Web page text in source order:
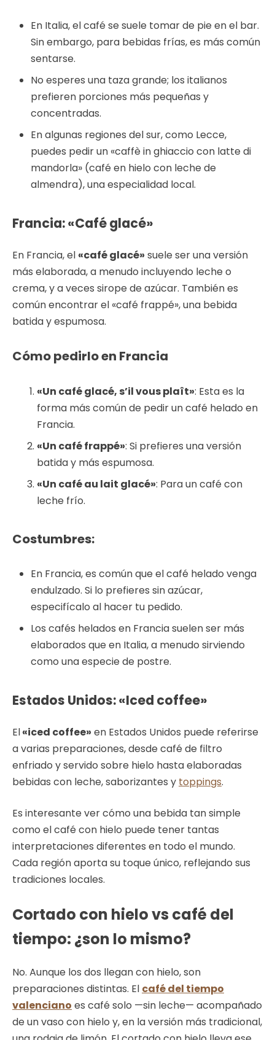
En Italia, el café se suele tomar de pie en el bar.
Sin embargo, para bebidas frías, es más común
sentarse.
No esperes una taza grande; los italianos
prefieren porciones más pequeñas y
concentradas.
En algunas regiones del sur, como Lecce,
puedes pedir un «caffè in ghiaccio con latte di
mandorla» (café en hielo con leche de
almendra), una especialidad local.
Francia: «Café glacé»
En Francia, el «café glacé» suele ser una versión
más elaborada, a menudo incluyendo leche o
crema, y a veces sirope de azúcar. También es
común encontrar el «café frappé», una bebida
batida y espumosa.
Cómo pedirlo en Francia
«Un café glacé, s’il vous plaît»: Esta es la
forma más común de pedir un café helado en
Francia.
«Un café frappé»: Si prefieres una versión
batida y más espumosa.
«Un café au lait glacé»: Para un café con
leche frío.
Costumbres:
En Francia, es común que el café helado venga
endulzado. Si lo prefieres sin azúcar,
especifícalo al hacer tu pedido.
Los cafés helados en Francia suelen ser más
elaborados que en Italia, a menudo sirviendo
como una especie de postre.
Estados Unidos: «Iced coffee»
El«iced coffee» en Estados Unidos puede referirse
a varias preparaciones, desde café de filtro
enfriado y servido sobre hielo hasta elaboradas
bebidas con leche, saborizantes y toppings.
Es interesante ver cómo una bebida tan simple
como el café con hielo puede tener tantas
interpretaciones diferentes en todo el mundo.
Cada región aporta su toque único, reflejando sus
tradiciones locales.
Cortado con hielo vs café del
tiempo: ¿son lo mismo?
No. Aunque los dos llegan con hielo, son
preparaciones distintas. El café del tiempo
valenciano es café solo —sin leche— acompañado
de un vaso con hielo y, en la versión más tradicional,